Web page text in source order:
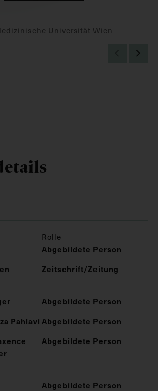
Universität Wien
Rolle
Abgebildete Person
Zeitschrift/Zeitung
Abgebildete Person
Pahlavi Abgebildete Person
Abgebildete Person
Abgebildete Person